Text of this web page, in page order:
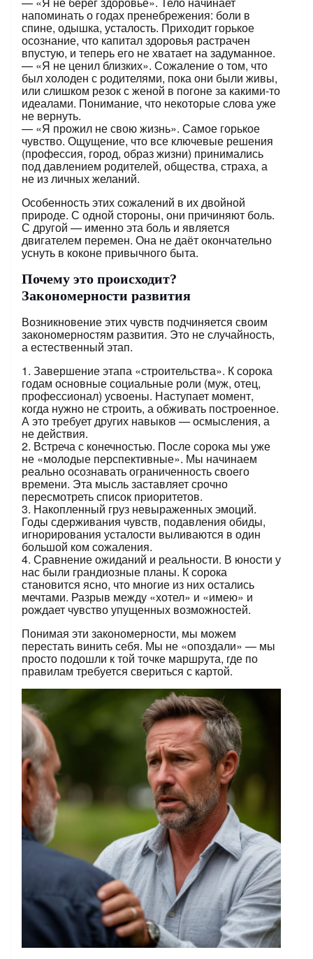
напоминать о годах пренебрежения: боли в
спине, одышка, усталость. Приходит горькое
осознание, что капитал здоровья растрачен
впустую, и теперь его не хватает на задуманное.
— «Я не ценил близких». Сожаление о том, что
был холоден с родителями, пока они были живы,
или слишком резок с женой в погоне за какими-то
идеалами. Понимание, что некоторые слова уже
не вернуть.
— «Я прожил не свою жизнь». Самое горькое
чувство. Ощущение, что все ключевые решения
(профессия, город, образ жизни) принимались
под давлением родителей, общества, страха, а
не из личных желаний.
Особенность этих сожалений в их двойной
природе. С одной стороны, они причиняют боль.
С другой — именно эта боль и является
двигателем перемен. Она не даёт окончательно
уснуть в коконе привычного быта.
Почему это происходит?
Закономерности развития
Возникновение этих чувств подчиняется своим
закономерностям развития. Это не случайность,
а естественный этап.
1. Завершение этапа «строительства». К сорока
годам основные социальные роли (муж, отец,
профессионал) усвоены. Наступает момент,
когда нужно не строить, а обживать построенное.
А это требует других навыков — осмысления, а
не действия.
2. Встреча с конечностью. После сорока мы уже
не «молодые перспективные». Мы начинаем
реально осознавать ограниченность своего
времени. Эта мысль заставляет срочно
пересмотреть список приоритетов.
3. Накопленный груз невыраженных эмоций.
Годы сдерживания чувств, подавления обиды,
игнорирования усталости выливаются в один
большой ком сожаления.
4. Сравнение ожиданий и реальности. В юности у
нас были грандиозные планы. К сорока
становится ясно, что многие из них остались
мечтами. Разрыв между «хотел» и «имею» и
рождает чувство упущенных возможностей.
Понимая эти закономерности, мы можем
перестать винить себя. Мы не «опоздали» — мы
просто подошли к той точке маршрута, где по
правилам требуется свериться с картой.